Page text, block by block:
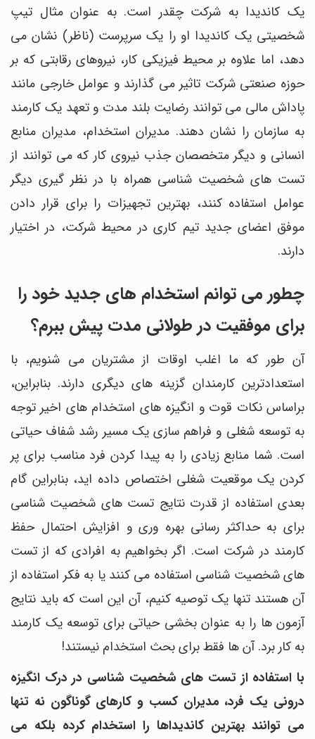
یک کاندیدا به شرکت چقدر است. به عنوان مثال تیپ
شخصیتی یک کاندیدا او را یک سرپرست (ناظر) نشان می
دهد، اما علاوه بر محیط فیزیکی کار، نیروهای رقابتی که بر
حوزه صنعتی شرکت تاثیر می گذارند و عوامل خارجی مانند
پاداش مالی می توانند رضایت بلند مدت و تعهد یک کارمند
به سازمان را نشان دهند. مدیران استخدام، مدیران منابع
انسانی و دیگر متخصصان جذب نیروی کار که می توانند از
تست های شخصیت شناسی همراه با در نظر گیری دیگر
عوامل استفاده کنند، بهترین تجهیزات را برای قرار دادن
موفق اعضای جدید تیم کاری در محیط شرکت، در اختیار
دارند.
چطور می توانم استخدام های جدید خود را
برای موفقیت در طولانی مدت پیش ببرم؟
آن طور که ما اغلب اوقات از مشتریان می شنویم، با
استعدادترین کارمندان گزینه های دیگری دارند. بنابراین،
براساس نکات قوت و انگیزه های استخدام های اخیر توجه
به توسعه شغلی و فراهم سازی یک مسیر رشد شفاف حیاتی
است. شما منابع زیادی را به پیدا کردن فرد مناسب برای پر
کردن یک موقعیت شغلی اختصاص داده اید، بنابراین گام
بعدی استفاده از قدرت نتایج تست های شخصیت شناسی
برای به حداکثر رسانی بهره وری و افزایش احتمال حفظ
کارمند در شرکت است. اگر بخواهیم به افرادی که از تست
های شخصیت شناسی استفاده می کنند یا به فکر استفاده از
آن هستند تنها یک توصیه کنیم، آن این است که باید نتایج
آزمون ها را به عنوان بخشی حیاتی برای توسعه یک کارمند
به کار برد. آن ها فقط برای بحث استخدام نیستند!
با استفاده از تست های شخصیت شناسی در درک انگیزه
درونی یک فرد، مدیران کسب و کارهای گوناگون نه تنها
می توانند بهترین کاندیداها را استخدام کرده بلکه می